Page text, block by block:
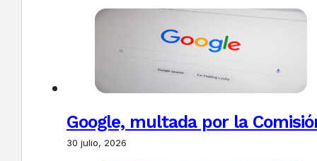
Google, multada por la
30 julio, 2026